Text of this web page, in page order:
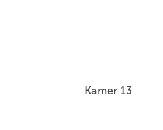
Kamer 13